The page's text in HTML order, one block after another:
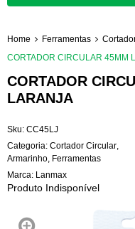
Home Ferramentas
CORTADOR CIRCULAR 45MM
CORTADOR
LARANJA
Sku: CC45LJ
Categoria: Cortador Circular
Armarinho Ferramentas
Marca: Lanmax
Produto Indisponível